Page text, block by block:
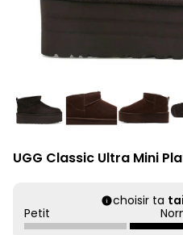
UGG Classic Ultra Mini
choisir ta
Petit